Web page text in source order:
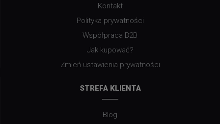
Kontakt
Polityka prywatności
Współpraca B2B
Jak kupować?
Zmień ustawienia prywatności
STREFA KLIENTA
Blog